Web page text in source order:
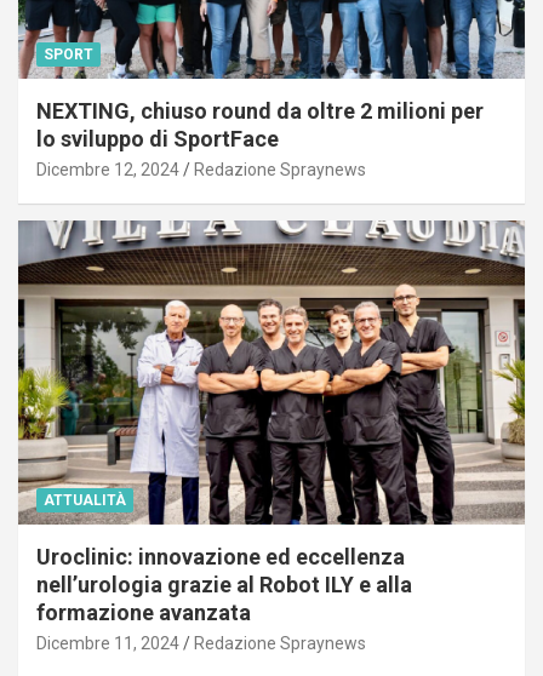
SPORT
NEXTING, chiuso round da oltre 2 milioni per
lo sviluppo di SportFace
Dicembre 12, 2024 Redazione Spraynews
ATTUALITÀ
Uroclinic: innovazione ed eccellenza
nell’urologia grazie al Robot ILY e alla
formazione avanzata
Dicembre 11, 2024 Redazione Spraynews